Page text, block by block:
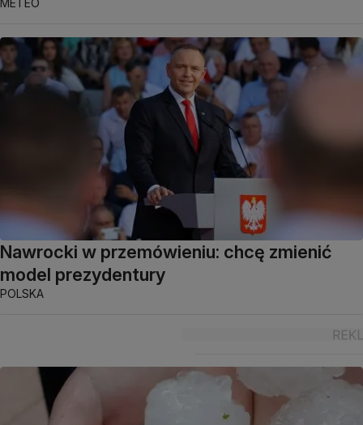
Nawrocki w przemówieniu: chcę zmienić
model prezydentury
POLSKA